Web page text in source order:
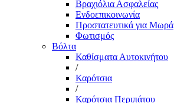
Βραχιόλια Ασφαλείας
Ενδοεπικοινωνία
Προστατευτικά για Μωρά
Φωτισμός
Βόλτα
Καθίσματα Αυτοκινήτου
/
Καρότσια
/
Καρότσια Περιπάτου